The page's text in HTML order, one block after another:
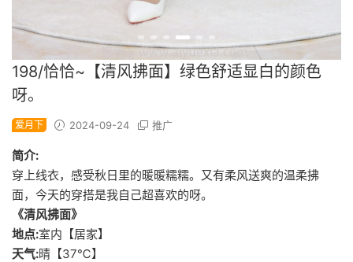
198/恰恰~【清风拂面】绿色舒适显白的颜色
呀。
爱月下 2024-09-24 推广
简介:
穿上线衣，感受秋日里的暖暖糯糯。又有柔风送爽的温柔拂
面，今天的穿搭是我自己超喜欢的呀。
《清风拂面》
地点:室内【居家】
天气:晴【37℃】